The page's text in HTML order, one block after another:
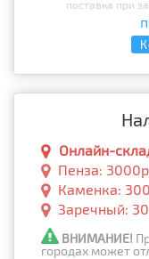
поставка при
Онлайн-
Пенза:
Каменка:
Заречный:
ВНИМАНИЕ!
городах может